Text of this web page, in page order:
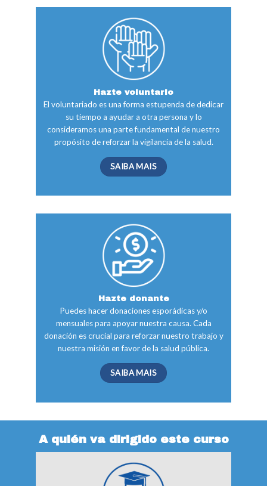
Hazte voluntario
El voluntariado es una forma estupenda de dedicar
su tiempo a ayudar a otra persona y lo
consideramos una parte fundamental de nuestro
propósito de reforzar la vigilancia de la salud.
SAIBA MAIS
Hazte donante
Puedes hacer donaciones esporádicas y/o
mensuales para apoyar nuestra causa. Cada
donación es crucial para reforzar nuestro trabajo y
nuestra misión en favor de la salud pública.
SAIBA MAIS
A quién va dirigido este curso